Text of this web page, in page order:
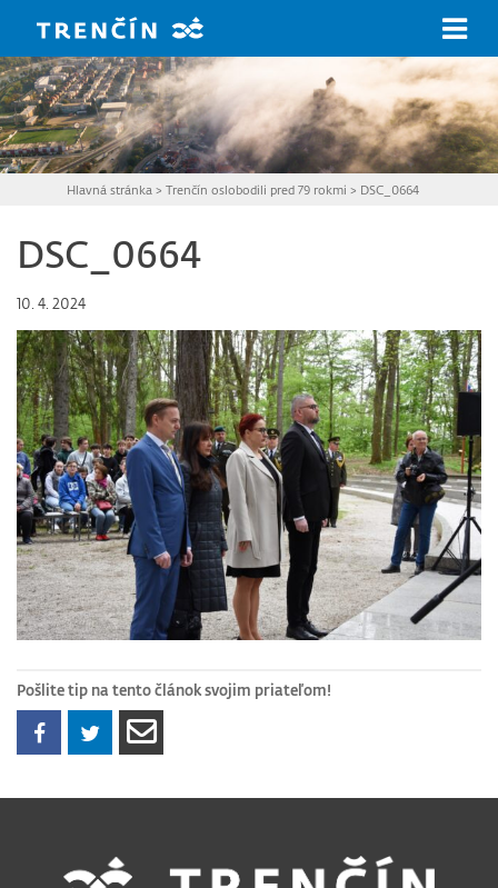
Hlavná stránka > Trenčín oslobodili pred 79 rokmi > DSC_0664
DSC_0664
10. 4. 2024
Pošlite tip na tento článok svojim priateľom!